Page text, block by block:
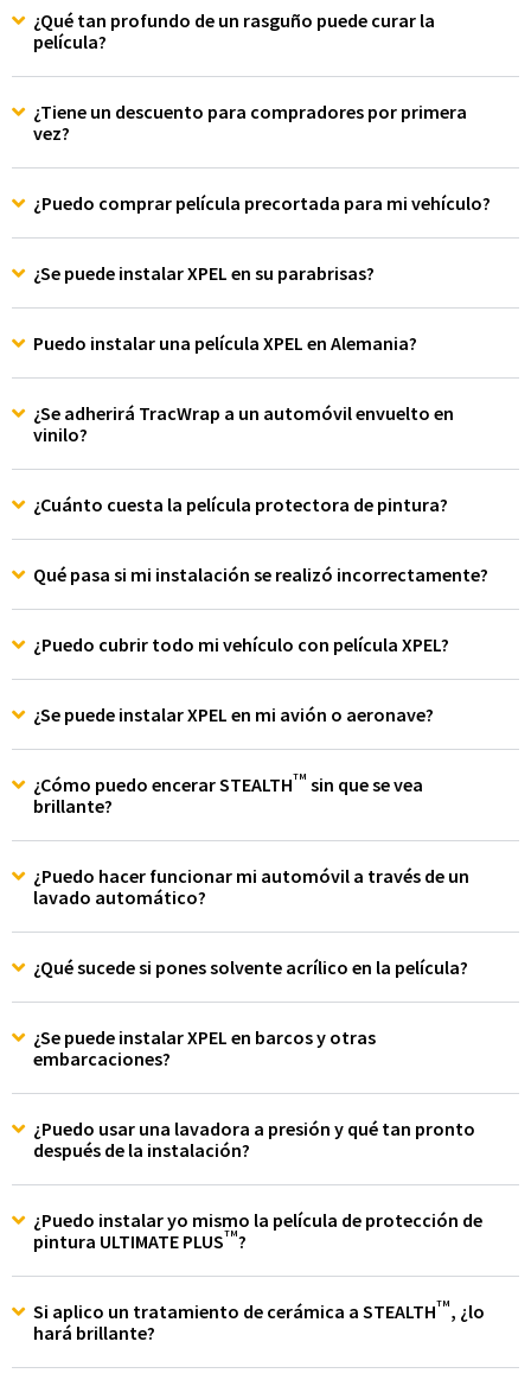
¿Qué tan profundo de un rasguño puede curar la
película?
¿Tiene un descuento para compradores por primera
vez?
¿Puedo comprar película precortada para mi vehículo?
¿Se puede instalar XPEL en su parabrisas?
Puedo instalar una película XPEL en Alemania?
¿Se adherirá TracWrap a un automóvil envuelto en
vinilo?
¿Cuánto cuesta la película protectora de pintura?
Qué pasa si mi instalación se realizó incorrectamente?
¿Puedo cubrir todo mi vehículo con película XPEL?
¿Se puede instalar XPEL en mi avión o aeronave?
¿Cómo puedo encerar STEALTHTM sin que se vea
brillante?
¿Puedo hacer funcionar mi automóvil a través de un
lavado automático?
¿Qué sucede si pones solvente acrílico en la película?
¿Se puede instalar XPEL en barcos y otras
embarcaciones?
¿Puedo usar una lavadora a presión y qué tan pronto
después de la instalación?
¿Puedo instalar yo mismo la película de protección de
pintura ULTIMATE PLUSTM?
Si aplico un tratamiento de cerámica a STEALTHTM , ¿lo
hará brillante?